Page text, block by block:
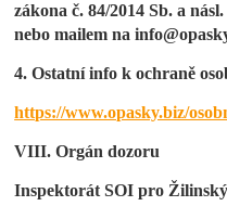
zákona č. 84/2014 Sb. a
nebo mailem na
4. Ostatní info k ochraně
https://www.opasky.biz/
VIII. Orgán dozoru
Inspektorát SOI pro